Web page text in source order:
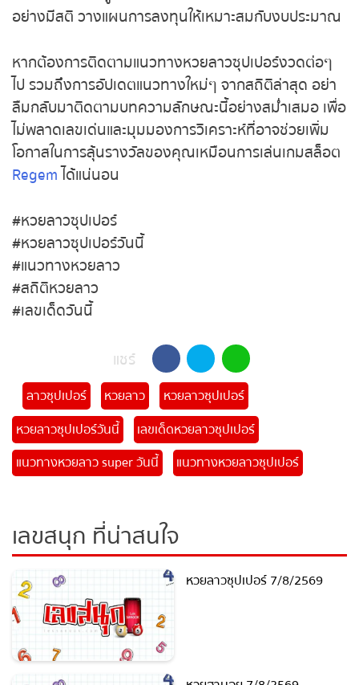
อย่างมีสติ วางแผนการลงทุนให้เหมาะสมกับงบ
หากต้องการติดตามแนวทางหวยลาวซุปเปอร์งวดต่อๆ
ไป รวมถึงการอัปเดตแนวทางใหม่ๆ จากสถิติล่าสุด
อย่าลืมกลับมาติดตามบทความลักษณะนี้อย่าง
สม่ำเสมอ เพื่อไม่พลาดเลขเด่นและมุมมองการวิเคราะห์
ที่อาจช่วยเพิ่มโอกาสในการลุ้นรางวัลของคุณเหมือน
การเล่นเกมสล็อต
#หวยลาวซุปเปอร์
#หวยลาวซุปเปอร์วันนี้
#แนวทางหวยลาว
#สถิติหวยลาว
ลาวซุปเปอร์ หวยลาว
หวยลาวซุปเปอร์
หวยลาวซุปเปอร์วันนี้
เลขเด็ดหวยลาวซุปเปอร์
แนวทางหวยลาว super วันนี้
แนวทางหวยลาวซุปเปอร์
เลขสนุก ที่น่าสนใจ